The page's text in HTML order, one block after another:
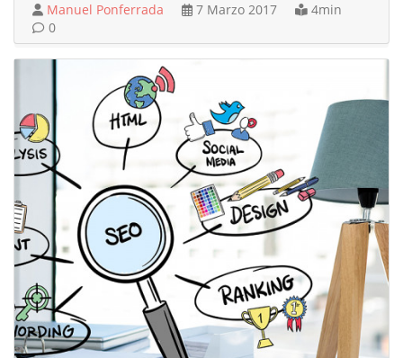
Manuel Ponferrada 7 Marzo 2017
4min
0